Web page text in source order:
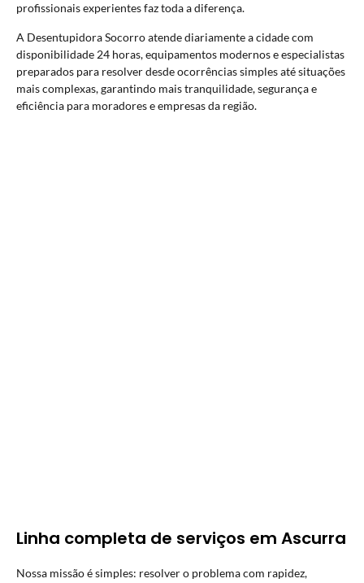
profissionais experientes faz toda a diferença.
A Desentupidora Socorro atende diariamente a cidade com
disponibilidade 24 horas, equipamentos modernos e especialistas
preparados para resolver desde ocorrências simples até situações
mais complexas, garantindo mais tranquilidade, segurança e
eficiência para moradores e empresas da região.
Linha completa de serviços em Ascurra
Nossa missão é simples: resolver o problema com rapidez,